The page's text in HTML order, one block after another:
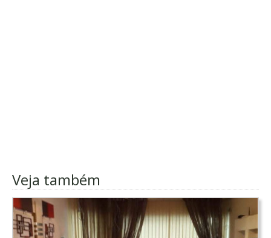
Veja também